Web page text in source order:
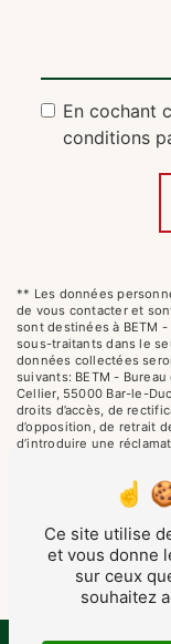
En cochant
conditions
** Les données
de vous contacter et
sont destinées à BETM
sous-traitants dans le
données collectées
suivants: BETM -
Cellier, 55000 Bar-le-
droits d’accès, de
d’opposition, de retrait
d’introduire une
d’organiser le sort de
droits par voie postale
par courrier
justificatif d'identité
données pendant la
prescription légale aux
Vous avez le droit de
téléphonique,
site cnil.fr pour plus
Ce site utilise
et vous donne
sur ceux
souhaitez